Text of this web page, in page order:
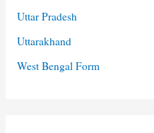
Uttar Pradesh
Uttarakhand
West Bengal Form